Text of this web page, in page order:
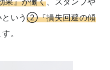
いう②『損失回避の傾
。